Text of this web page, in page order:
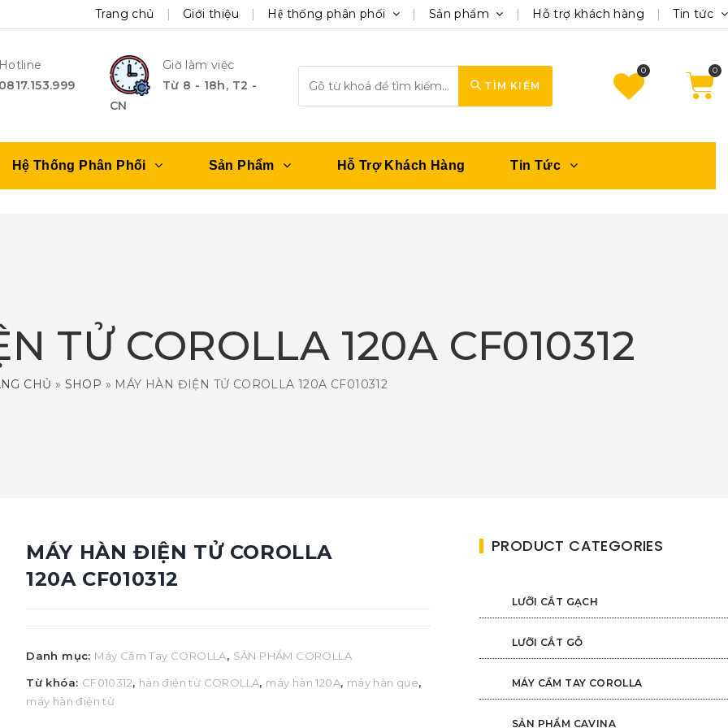
Trang chủ Giới thiệu Hệ thống phân phối Sản phẩm Hỗ trợ khách hàng Tin tức
Giờ làm việc
Từ 8 - 18h, T2 -
CN
TÌM KIẾM
0
Hệ Thống Phân Phối Sản Phẩm Hỗ Trợ Khách Hàng Tin Tức
TỬ COROLLA 120A CF010312
CHỦ » SHOP » MÁY HÀN ĐIỆN TỬ COROLLA 120A CF010312
MÁY HÀN ĐIỆN TỬ COROLLA
120A CF010312
Danh mục: Máy Cầm Tay COROLLA, SẢN PHẨM COROLLA
Từ khóa: CF010312, hàn điện tử COROLLA, máy hàn 120A, máy hàn que,
máy hàn điện tử
PRODUCT CATEGORIES
LƯỠI CẮT GẠCH
LƯỠI CẮT GỖ
MÁY CẦM TAY COROLLA
SẢN PHẨM CAVINA